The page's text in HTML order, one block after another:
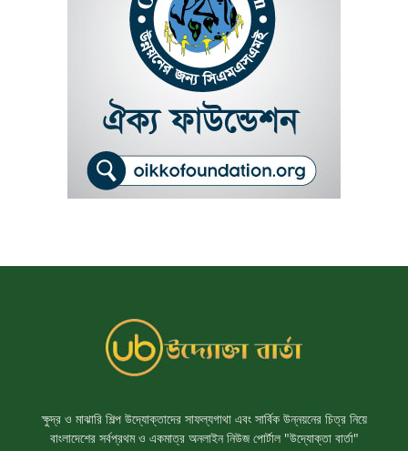
ক্ষুদ্র ও মাঝারি শিল্প উদ্যোক্তাদের সাফল্যগাথা এবং সার্বিক উন্নয়নের চিত্র নিয়ে
বাংলাদেশের সর্বপ্রথম ও একমাত্র অনলাইন নিউজ পোর্টাল "উদ্যোক্তা বার্তা"